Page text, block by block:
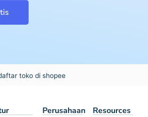
toko di shopee
Perusahaan Resources